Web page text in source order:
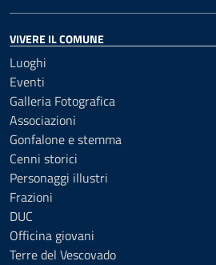
VIVERE IL COMUNE
Luoghi
Eventi
Galleria Fotografica
Associazioni
Gonfalone e stemma
Cenni storici
Personaggi illustri
Frazioni
DUC
Officina giovani
Terre del Vescovado